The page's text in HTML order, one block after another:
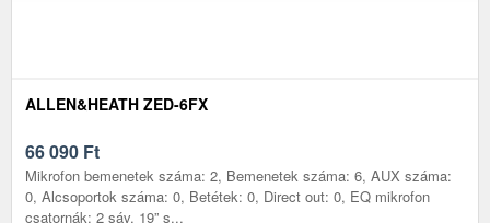
ALLEN&HEATH ZED-6FX
66 090 Ft
Mikrofon bemenetek száma: 2, Bemenetek száma: 6, AUX száma:
0, Alcsoportok száma: 0, Betétek: 0, Direct out: 0, EQ mikrofon
csatornák: 2 sáv, 19” s...